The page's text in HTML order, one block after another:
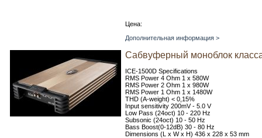
Цена:
Дополнительная информация >
Сабвуферный моноблок
ICE-1500D Specifications
RMS Power 4 Ohm 1 x 580W
RMS Power 2 Ohm 1 x 980W
RMS Power 1 Ohm 1 x 1480W
THD (A-weight) < 0,15%
Input sensitivity 200mV - 5.0 V
Low Pass (24oct) 10 - 220 Hz
Subsonic (24oct) 10 - 50 Hz
Bass Boost(0-12dB) 30 - 80 Hz
Dimensions (L x W x H) 436 x 228 x 53 mm